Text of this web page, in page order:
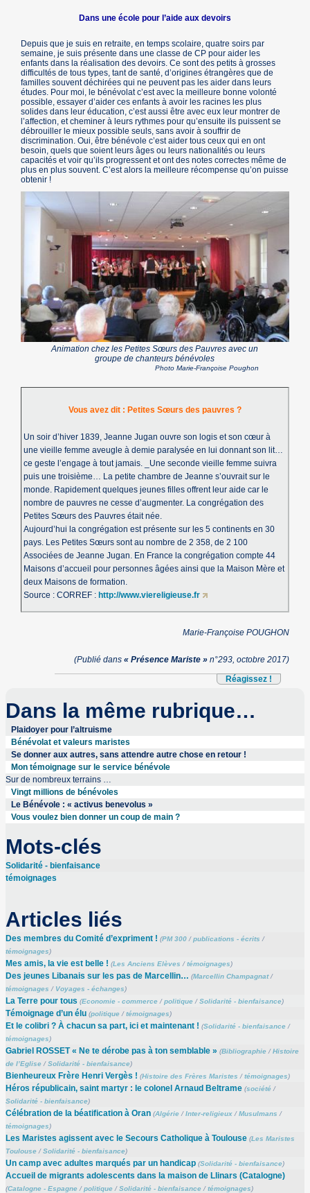
Dans une école pour l’aide aux devoirs
Depuis que je suis en retraite, en temps scolaire, quatre soirs par
semaine, je suis présente dans une classe de CP pour aider les
enfants dans la réalisation des devoirs. Ce sont des petits à grosses
difficultés de tous types, tant de santé, d’origines étrangères que de
familles souvent déchirées qui ne peuvent pas les aider dans leurs
études. Pour moi, le bénévolat c’est avec la meilleure bonne volonté
possible, essayer d’aider ces enfants à avoir les racines les plus
solides dans leur éducation, c’est aussi être avec eux leur montrer de
l’affection, et cheminer à leurs rythmes pour qu’ensuite ils puissent se
débrouiller le mieux possible seuls, sans avoir à souffrir de
discrimination. Oui, être bénévole c’est aider tous ceux qui en ont
besoin, quels que soient leurs âges ou leurs nationalités ou leurs
capacités et voir qu’ils progressent et ont des notes correctes même de
plus en plus souvent. C’est alors la meilleure récompense qu’on puisse
obtenir !
Animation chez les Petites Sœurs des Pauvres avec un
groupe de chanteurs bénévoles
Photo Marie-Françoise Poughon
Vous avez dit : Petites Sœurs des pauvres ?
Un soir d’hiver 1839, Jeanne Jugan ouvre son logis et son cœur à
une vieille femme aveugle à demie paralysée en lui donnant son lit…
ce geste l’engage à tout jamais. _Une seconde vieille femme suivra
puis une troisième… La petite chambre de Jeanne s’ouvrait sur le
monde. Rapidement quelques jeunes filles offrent leur aide car le
nombre de pauvres ne cesse d’augmenter. La congrégation des
Petites Sœurs des Pauvres était née.
Aujourd’hui la congrégation est présente sur les 5 continents en 30
pays. Les Petites Sœurs sont au nombre de 2 358, de 2 100
Associées de Jeanne Jugan. En France la congrégation compte 44
Maisons d’accueil pour personnes âgées ainsi que la Maison Mère et
deux Maisons de formation.
Source : CORREF : http://www.viereligieuse.fr
Marie-Françoise POUGHON
(Publié dans « Présence Mariste »n°293, octobre 2017)
Réagissez !
Dans la même rubrique…
Plaidoyer pour l’altruisme
Bénévolat et valeurs maristes
Se donner aux autres, sans attendre autre chose en retour !
Mon témoignage sur le service bénévole
Sur de nombreux terrains …
Vingt millions de bénévoles
Le Bénévole : « activus benevolus »
Vous voulez bien donner un coup de main ?
Mots-clés
Solidarité - bienfaisance
témoignages
Articles liés
Des membres du Comité d’expriment ! (PM 300/publications - écrits /
témoignages)
Mes amis, la vie est belle ! (Les Anciens Elèves /témoignages)
Des jeunes Libanais sur les pas de Marcellin… (Marcellin Champagnat/
témoignages / Voyages - échanges)
La Terre pour tous (Economie - commerce/politique/Solidarité - bienfaisance)
Témoignage d’un élu (politique/témoignages)
Et le colibri ? À chacun sa part, ici et maintenant ! (Solidarité - bienfaisance/
témoignages)
Gabriel ROSSET « Ne te dérobe pas à ton semblable » (Bibliographie/Histoire
de l’Eglise/Solidarité - bienfaisance)
Bienheureux Frère Henri Vergès ! (Histoire des Frères Maristes /témoignages)
Héros républicain, saint martyr : le colonel Arnaud Beltrame (société/
Solidarité - bienfaisance)
Célébration de la béatification à Oran (Algérie/Inter-religieux/Musulmans /
témoignages)
Les Maristes agissent avec le Secours Catholique à Toulouse (Les Maristes
Toulouse/Solidarité - bienfaisance)
Un camp avec adultes marqués par un handicap (Solidarité - bienfaisance)
Accueil de migrants adolescents dans la maison de Llinars (Catalogne)
(Catalogne - Espagne/politique/Solidarité - bienfaisance/témoignages)